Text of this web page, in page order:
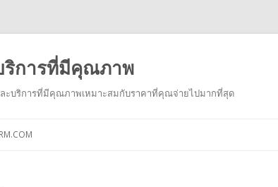
ริการที่มีคุณภาพ
ละบริการที่มีคุณภาพเหมาะสมกับราคาที่คุณจ่ายไปมากที่สุด